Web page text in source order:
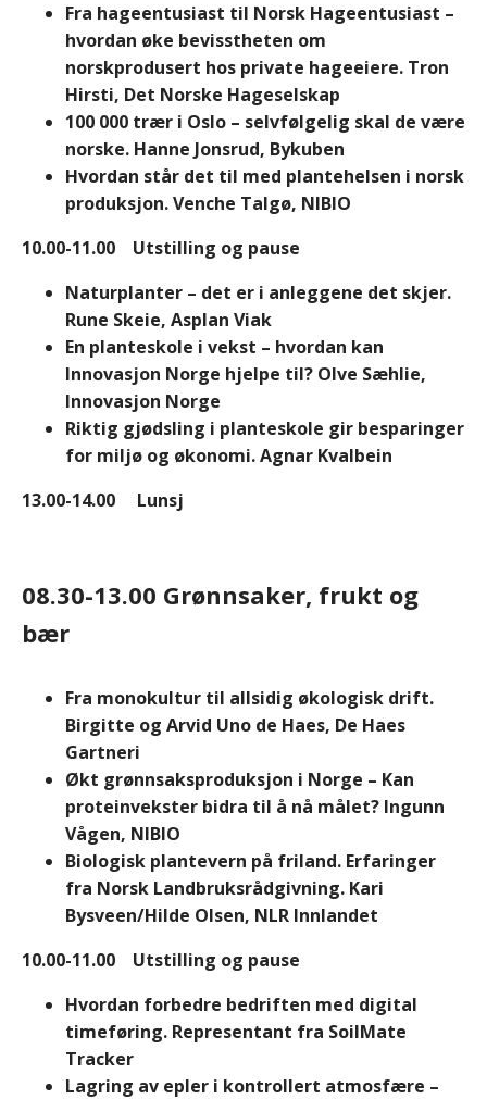
Fra hageentusiast til Norsk Hageentusiast –
hvordan øke bevisstheten om
norskprodusert hos private hageeiere. Tron
Hirsti, Det Norske Hageselskap
100 000 trær i Oslo – selvfølgelig skal de være
norske. Hanne Jonsrud, Bykuben
Hvordan står det til med plantehelsen i norsk
produksjon. Venche Talgø, NIBIO
10.00-11.00 Utstilling og pause
Naturplanter – det er i anleggene det skjer.
Rune Skeie, Asplan Viak
En planteskole i vekst – hvordan kan
Innovasjon Norge hjelpe til? Olve Sæhlie,
Innovasjon Norge
Riktig gjødsling i planteskole gir besparinger
for miljø og økonomi. Agnar Kvalbein
13.00-14.00 Lunsj
08.30-13.00 Grønnsaker, frukt og
bær
Fra monokultur til allsidig økologisk drift.
Birgitte og Arvid Uno de Haes, De Haes
Gartneri
Økt grønnsaksproduksjon i Norge – Kan
proteinvekster bidra til å nå målet? Ingunn
Vågen, NIBIO
Biologisk plantevern på friland. Erfaringer
fra Norsk Landbruksrådgivning. Kari
Bysveen/Hilde Olsen, NLR Innlandet
10.00-11.00 Utstilling og pause
Hvordan forbedre bedriften med digital
timeføring. Representant fra SoilMate
Tracker
Lagring av epler i kontrollert atmosfære –